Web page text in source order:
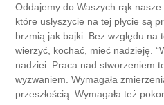
Oddajemy do Waszych rąk
które usłyszycie na tej płycie są
brzmią jak bajki. Bez względu na
wierzyć, kochać, mieć nadzieję.
nadziei. Praca nad stworzeniem
wyzwaniem. Wymagała
przeszłością. Wymagała też